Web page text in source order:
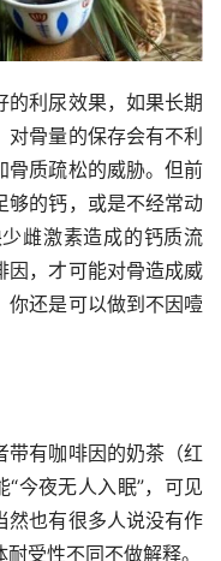
的利尿效果，如果长期
骨量的保存会有不利
骨质疏松的威胁。但前
够的钙，或是不经常动
雌激素造成的钙质流
因，才可能对骨造成威
你还是可以做到不因噎
带有咖啡因的奶茶（红
“今夜无人入眠”，可见
然也有很多人说没有作
受性不同不做解释。